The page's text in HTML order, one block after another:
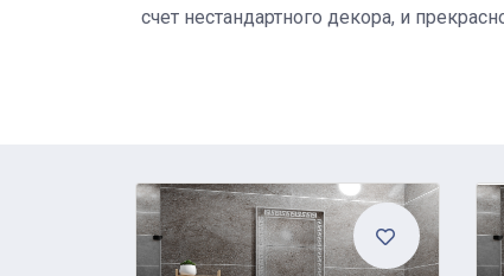
счет нестандартного декора, и